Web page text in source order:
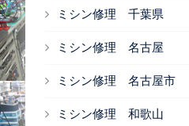
ミシン修理 千葉県
ミシン修理 名古屋
ミシン修理 名古屋市
ミシン修理 和歌山